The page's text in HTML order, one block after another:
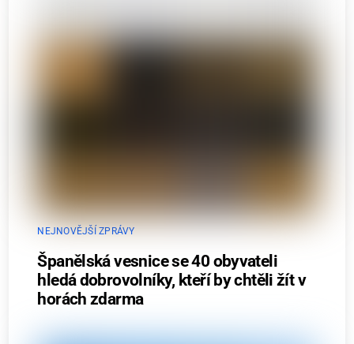
NEJNOVĚJŠÍ ZPRÁVY
Španělská vesnice se 40 obyvateli
hledá dobrovolníky, kteří by chtěli žít v
horách zdarma